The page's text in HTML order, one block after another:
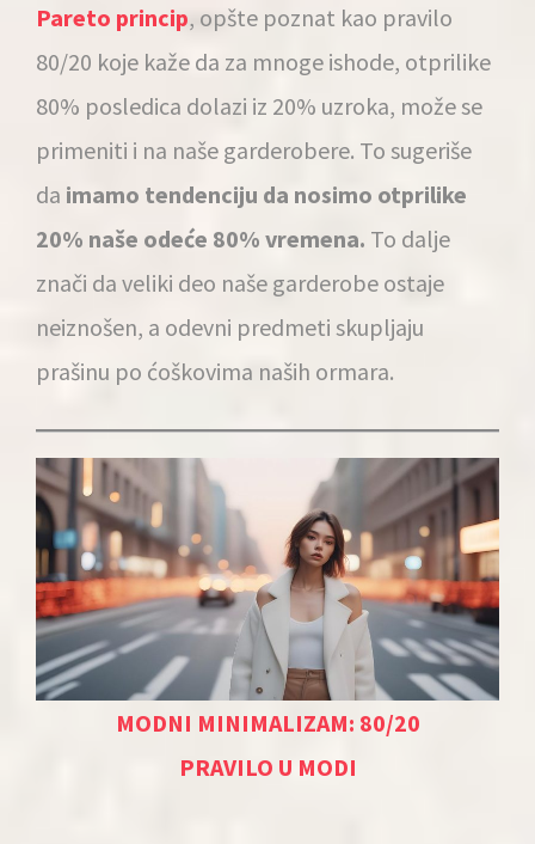
Pareto princip, opšte poznat kao pravilo
80/20 koje kaže da za mnoge ishode, otprilike
80% posledica dolazi iz 20% uzroka, može se
primeniti i na naše garderobere. To sugeriše
da imamo tendenciju da nosimo otprilike
20% naše odeće 80% vremena. To dalje
znači da veliki deo naše garderobe ostaje
neiznošen, a odevni predmeti skupljaju
prašinu po ćoškovima naših ormara.
MODNI MINIMALIZAM: 80/20
PRAVILO U MODI